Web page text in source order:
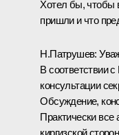
Хотел бы, чтобы
пришли и что
Н.Патрушев:
В соответствии
консультации
Обсуждение,
Практически все
киргизской